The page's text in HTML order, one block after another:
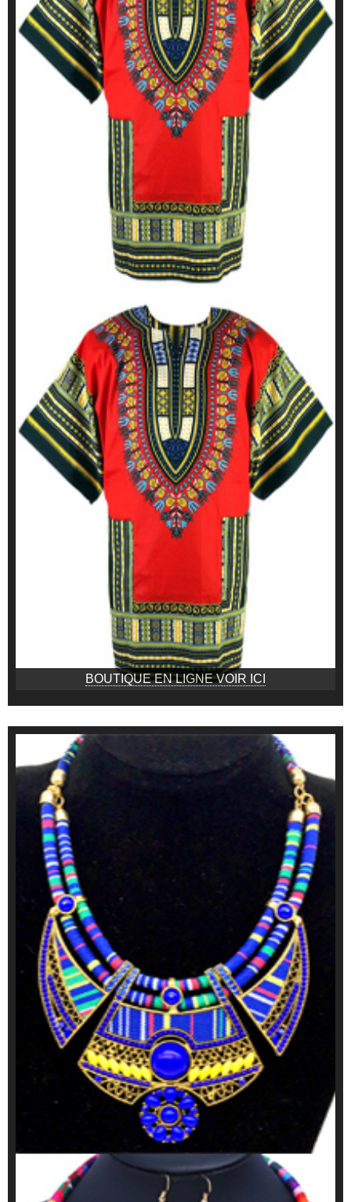
BOUTIQUE EN LIGNE VOIR ICI